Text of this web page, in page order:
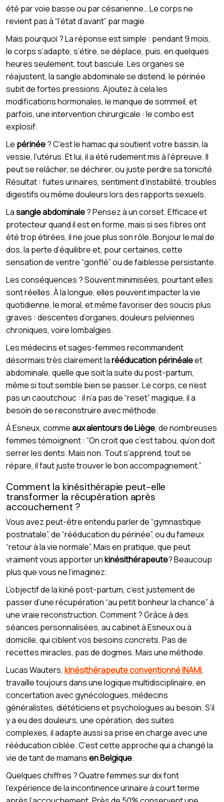
été par voie basse ou par césarienne… Le corps ne
revient pas à “l’état d’avant” par magie.
Mais pourquoi ? La réponse est simple : pendant 9 mois,
le corps s’adapte, s’étire, se déplace, puis, en quelques
heures seulement, tout bascule. Les organes se
réajustent, la sangle abdominale se distend, le périnée
subit de fortes pressions. Ajoutez à cela les
modifications hormonales, le manque de sommeil, et
parfois, une intervention chirurgicale : le combo est
explosif.
Le périnée? C’est le hamac qui soutient votre bassin, la
vessie, l’utérus. Et lui, il a été rudement mis à l’épreuve. Il
peut se relâcher, se déchirer, ou juste perdre sa tonicité.
Résultat : fuites urinaires, sentiment d’instabilité, troubles
digestifs ou même douleurs lors des rapports sexuels.
Lasangle abdominale? Pensez à un corset. Efficace et
protecteur quand il est en forme, mais si ses fibres ont
été trop étirées, il ne joue plus son rôle. Bonjour le mal de
dos, la perte d’équilibre et, pour certaines, cette
sensation de ventre “gonflé” ou de faiblesse persistante.
Les conséquences ? Souvent minimisées, pourtant elles
sont réelles. À la longue, elles peuvent impacter la vie
quotidienne, le moral, et même favoriser des soucis plus
graves : descentes d’organes, douleurs pelviennes
chroniques, voire lombalgies.
Les médecins et sages-femmes recommandent
désormais très clairement larééducation périnéaleet
abdominale, quelle que soit la suite du post-partum,
même si tout semble bien se passer. Le corps, ce n’est
pas un caoutchouc : il n’a pas de “reset” magique, il a
besoin de se reconstruire avec méthode.
À Esneux, commeaux alentours de Liège, de nombreuses
femmes témoignent : “On croit que c’est tabou, qu’on doit
serrer les dents. Mais non. Tout s’apprend, tout se
répare, il faut juste trouver le bon accompagnement.”
Comment la kinésithérapie peut-elle
transformer la récupération après
accouchement ?
Vous avez peut-être entendu parler de “gymnastique
postnatale”, de “rééducation du périnée”, ou du fameux
“retour à la vie normale”. Mais en pratique, que peut
vraiment vous apporter unkinésithérapeute? Beaucoup
plus que vous ne l’imaginez.
L’objectif de la kiné post-partum, c’est justement de
passer d’une récupération “au petit bonheur la chance” à
une vraie reconstruction. Comment ? Grâce à des
séances personnalisées, au cabinet à Esneux ou à
domicile, qui ciblent vos besoins concrets. Pas de
recettes miracles, pas de dogmes. Mais une méthode.
Lucas Wauters, kinésithérapeute conventionné INAMI,
travaille toujours dans une logique multidisciplinaire, en
concertation avec gynécologues, médecins
généralistes, diététiciens et psychologues au besoin. S’il
y a eu des douleurs, une opération, des suites
complexes, il adapte aussi sa prise en charge avec une
rééducation ciblée. C’est cette approche qui a changé la
vie de tant de mamansen Belgique.
Quelques chiffres ? Quatre femmes sur dix font
l’expérience de la incontinence urinaire à court terme